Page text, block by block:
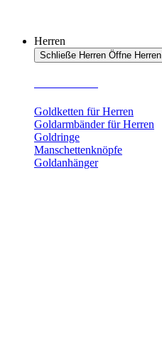
Herren
Schließe Herren Öffne Herren
Goldketten für Herren
Goldarmbänder für Herren
Goldringe
Manschettenknöpfe
Goldanhänger